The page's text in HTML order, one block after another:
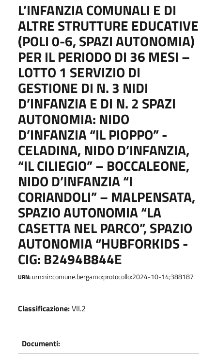
L’INFANZIA COMUNALI E DI
ALTRE STRUTTURE EDUCATIVE
(POLI 0-6, SPAZI AUTONOMIA)
PER IL PERIODO DI 36 MESI –
LOTTO 1 SERVIZIO DI
GESTIONE DI N. 3 NIDI
D’INFANZIA E DI N. 2 SPAZI
AUTONOMIA: NIDO
D’INFANZIA “IL PIOPPO” -
CELADINA, NIDO D’INFANZIA,
“IL CILIEGIO” – BOCCALEONE,
NIDO D’INFANZIA “I
CORIANDOLI” – MALPENSATA,
SPAZIO AUTONOMIA “LA
CASETTA NEL PARCO”, SPAZIO
AUTONOMIA “HUBFORKIDS -
CIG: B2494B844E
URN: urn:nir:comune.bergamo:protocollo:2024-10-14;388187
Classificazione:VII.2
Documenti: